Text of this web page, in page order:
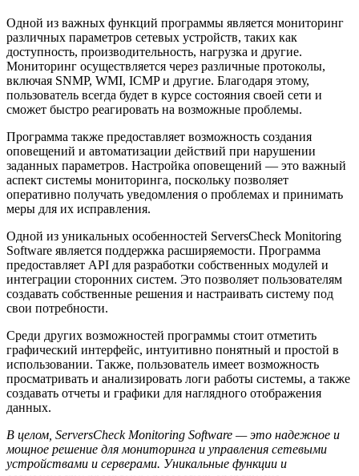
Одной из важных функций программы является мониторинг
различных параметров сетевых устройств, таких как
доступность, производительность, нагрузка и другие.
Мониторинг осуществляется через различные протоколы,
включая SNMP, WMI, ICMP и другие. Благодаря этому,
пользователь всегда будет в курсе состояния своей сети и
сможет быстро реагировать на возможные проблемы.
Программа также предоставляет возможность создания
оповещений и автоматизации действий при нарушении
заданных параметров. Настройка оповещений — это важный
аспект системы мониторинга, поскольку позволяет
оперативно получать уведомления о проблемах и принимать
меры для их исправления.
Одной из уникальных особенностей ServersCheck Monitoring
Software является поддержка расширяемости. Программа
предоставляет API для разработки собственных модулей и
интеграции сторонних систем. Это позволяет пользователям
создавать собственные решения и настраивать систему под
свои потребности.
Среди других возможностей программы стоит отметить
графический интерфейс, интуитивно понятный и простой в
использовании. Также, пользователь имеет возможность
просматривать и анализировать логи работы системы, а также
создавать отчеты и графики для наглядного отображения
данных.
В целом, ServersCheck Monitoring Software — это надежное и
мощное решение для мониторинга и управления сетевыми
устройствами и серверами. Уникальные функции и